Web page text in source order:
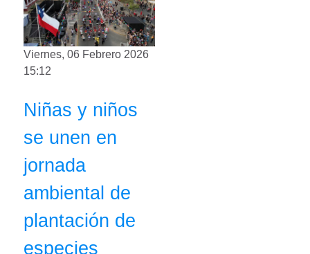
Viernes, 06 Febrero 2026
15:12
Niñas y niños
se unen en
jornada
ambiental de
plantación de
especies